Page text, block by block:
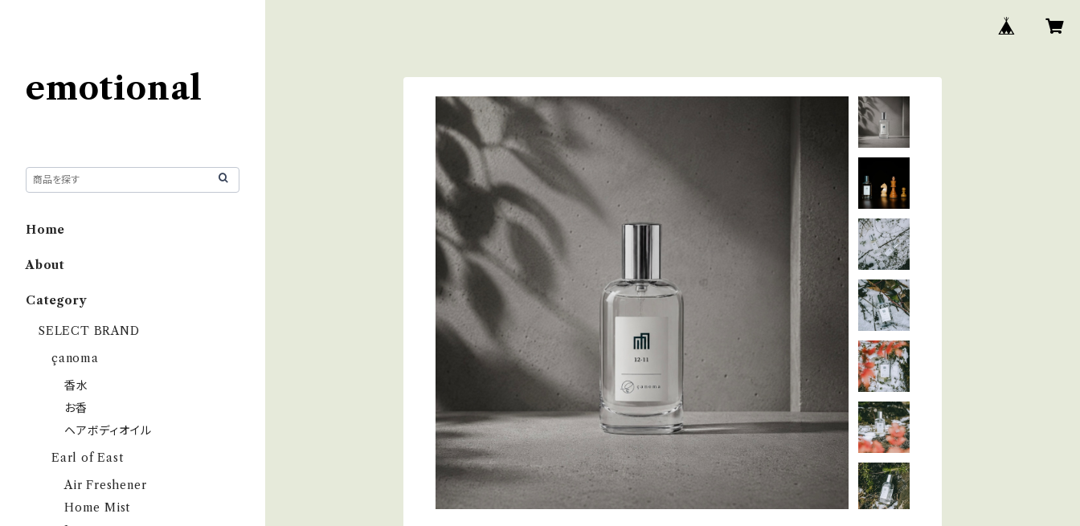
emotional
Home
About
Category
SELECT BRAND
çanoma
香水
お香
ヘアボディオイル
Earl of East
Air Freshener
Home Mist